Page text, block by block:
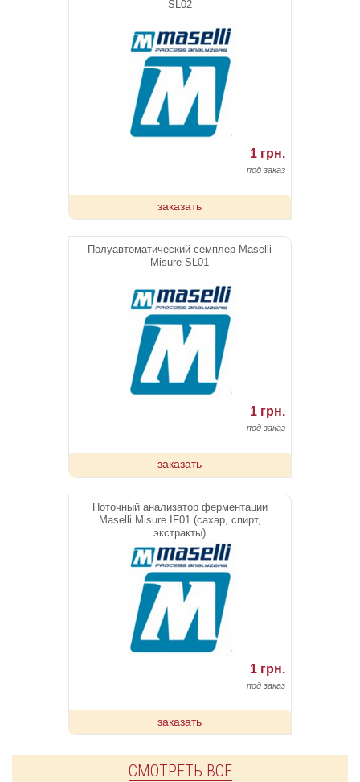
SL02
1 грн.
под заказ
заказать
Полуавтоматический семплер Maselli
Misure SL01
1 грн.
под заказ
заказать
Поточный анализатор ферментации
Maselli Misure IF01 (сахар, спирт,
экстракты)
1 грн.
под заказ
заказать
СМОТРЕТЬ ВСЕ